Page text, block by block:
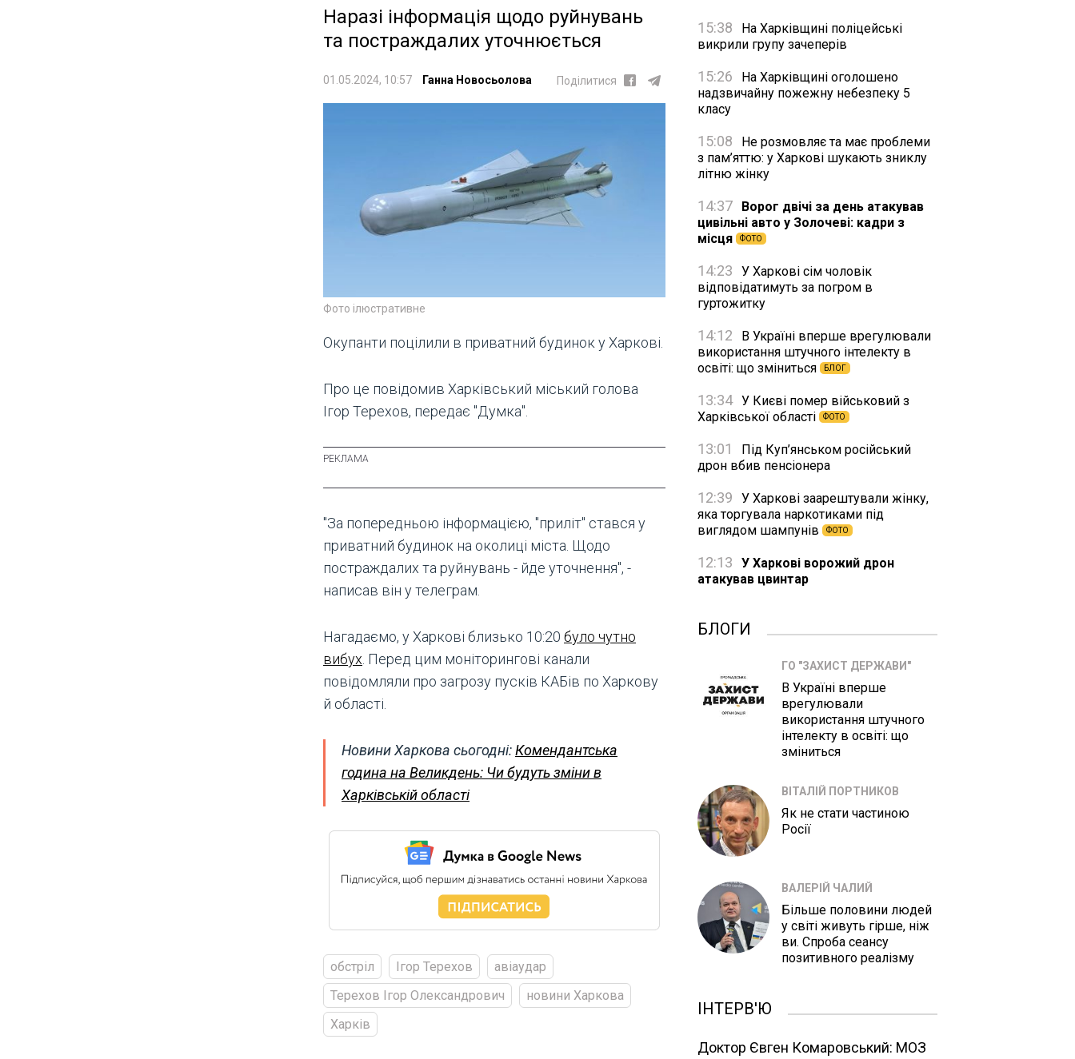
Наразі інформація щодо руйнувань
та постраждалих уточнюється
01.05.2024, 10:57 Ганна Новосьолова Поділитися
Фото ілюстративне
Окупанти поцілили в приватний будинок у Харкові.
Про це повідомив Харківський міський голова
Ігор Терехов, передає "Думка".
"За попередньою інформацією, "приліт" стався у
приватний будинок на околиці міста. Щодо
постраждалих та руйнувань - йде уточнення", -
написав він у телеграм.
Нагадаємо, у Харкові близько 10:20 було чутно
вибух . Перед цим моніторингові канали
повідомляли про загрозу пусків КАБів по Харкову
й області.
Новини Харкова сьогодні:Комендантська
година на Великдень: Чи будуть зміни в
Харківській області
обстріл Ігор Терехов
авіаудар
Терехов Ігор Олександрович
новини Харкова
Харків
15:38
На Харківщині поліцейські
викрили групу зачеперів
15:26
На Харківщині оголошено
надзвичайну пожежну небезпеку 5
класу
15:08
Не розмовляє та має проблеми
з пам’яттю: у Харкові шукають зниклу
літню жінку
14:37
Ворог двічі за день атакував
цивільні авто у Золочеві: кадри з
місця
ФОТО
14:23
У Харкові сім чоловік
відповідатимуть за погром в
гуртожитку
14:12
В Україні вперше врегулювали
використання штучного інтелекту в
освіті: що зміниться
БЛОГ
13:34 У Києві помер військовий з
Харківської області
ФОТО
13:01
Під Куп’янськом російський
дрон вбив пенсіонера
12:39
У Харкові заарештували жінку,
яка торгувала наркотиками під
виглядом шампунів
ФОТО
12:13
У Харкові ворожий дрон
атакував цвинтар
БЛОГИ
ГО "ЗАХИСТ ДЕРЖАВИ"
В Україні вперше
врегулювали
використання штучного
інтелекту в освіті: що
зміниться
ВІТАЛІЙ ПОРТНИКОВ
Як не стати частиною
Росії
ВАЛЕРІЙ ЧАЛИЙ
Більше половини людей
у світі живуть гірше, ніж
ви. Спроба сеансу
позитивного реалізму
ІНТЕРВ'Ю
Доктор Євген Комаровський: МОЗ